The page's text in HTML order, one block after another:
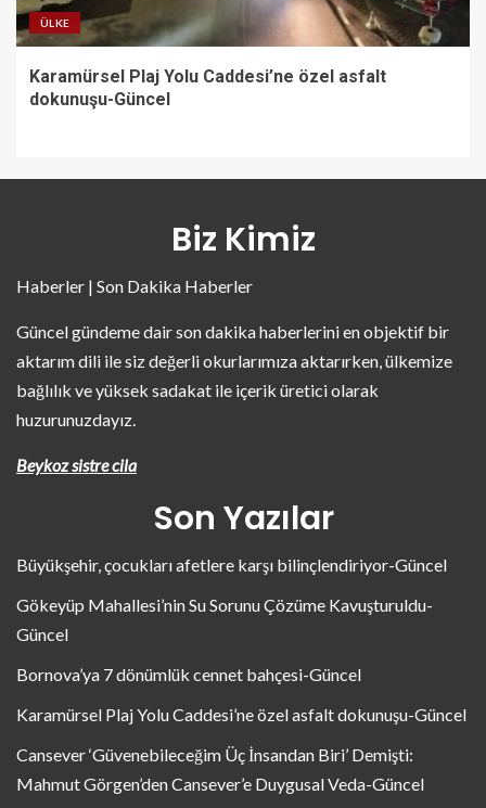
ÜLKE
Karamürsel Plaj Yolu Caddesi’ne özel asfalt
dokunuşu-Güncel
Biz Kimiz
Haberler | Son Dakika Haberler
Güncel gündeme dair son dakika haberlerini en objektif bir
aktarım dili ile siz değerli okurlarımıza aktarırken, ülkemize
bağlılık ve yüksek sadakat ile içerik üretici olarak
huzurunuzdayız.
Beykoz sistre cila
Son Yazılar
Büyükşehir, çocukları afetlere karşı bilinçlendiriyor-Güncel
Gökeyüp Mahallesi’nin Su Sorunu Çözüme Kavuşturuldu-
Güncel
Bornova’ya 7 dönümlük cennet bahçesi-Güncel
Karamürsel Plaj Yolu Caddesi’ne özel asfalt dokunuşu-Güncel
Cansever ‘Güvenebileceğim Üç İnsandan Biri’ Demişti:
Mahmut Görgen’den Cansever’e Duygusal Veda-Güncel